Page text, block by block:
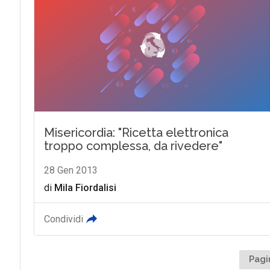
Misericordia: "Ricetta elettronica
troppo complessa, da rivedere"
28 Gen 2013
di Mila Fiordalisi
Condividi